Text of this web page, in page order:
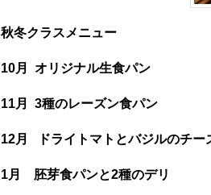
秋冬クラスメニュー
10月 オリジナル生食パン
11月 3種のレーズン食パン
12月 ドライトマトとバジルのチー
1月 胚芽食パンと2種のデリ